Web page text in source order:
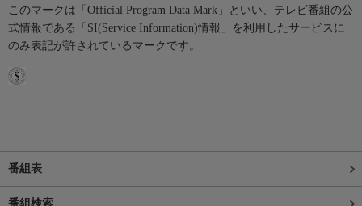
このマークは「Official Program Data Mark」といい、テレビ番組の公
式情報である「SI(Service Information)情報」を利用したサービスに
のみ表記が許されているマークです。
番組表
番組検索